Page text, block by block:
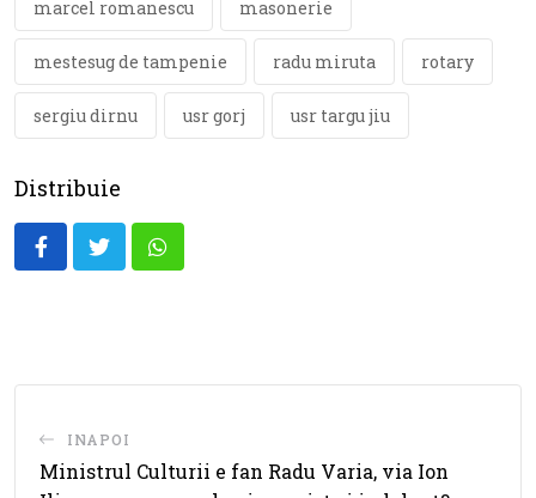
marcel romanescu masonerie
mestesug de tampenie radu miruta rotary
sergiu dirnu usr gorj usr targu jiu
Distribuie
Whatsapp
INAPOI
Ministrul Culturii e fan Radu Varia, via Ion